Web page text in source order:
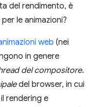
del rendimento, è
le animazioni?
web (nei
in genere
del compositore.
del browser, in cui
rendering e